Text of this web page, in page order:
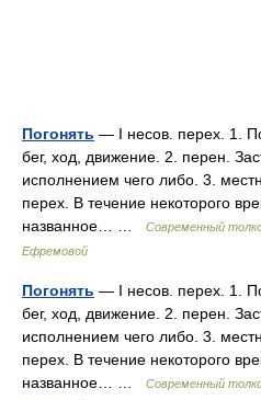
Погонять — I несов. перех. 1.
бег, ход, движение. 2. перен.
исполнением чего либо. 3.
перех. В течение некоторого
названное… …
Современный
Ефремовой
Погонять — I несов. перех. 1.
бег, ход, движение. 2. перен.
исполнением чего либо. 3.
перех. В течение некоторого
названное… …
Современный